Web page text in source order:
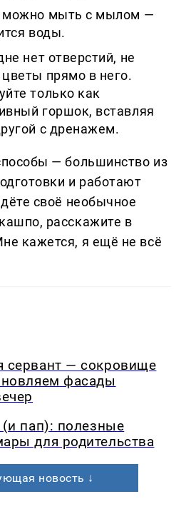
можно мыть с мылом —
воды.
нет отверстий, не
прямо в него.
только как
горшок, вставляя
с дренажем.
— большинство из
и работают
своё необычное
расскажите в
кажется, я ещё не всё
сервант — сокровище
фасады
пап): полезные
для родительства
новость ↓